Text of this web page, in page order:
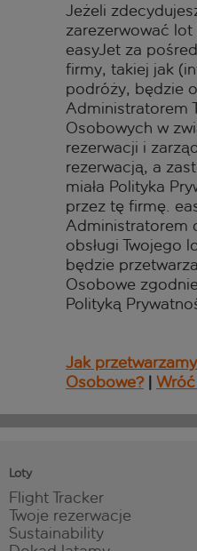
Jeżeli
zarezerwować
easyJet za
firmy, takiej jak
podróży, będzie
Administratorem
Osobowych w
rezerwacji i
rezerwacją, a
miała Polityka
przez tę firmę.
Administratorem
obsługi Twojego
będzie
Osobowe
Polityką
Jak
Osobowe?|
Loty
Flight Tracker
Twoje rezerwacje
Sustainability